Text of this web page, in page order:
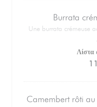
Burrata
Une burrata crémeuse
Λίστα
Camembert rôti